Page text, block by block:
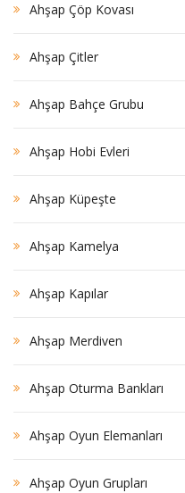
Ahşap Çöp Kovası
Ahşap Çitler
Ahşap Bahçe Grubu
Ahşap Hobi Evleri
Ahşap Küpeşte
Ahşap Kamelya
Ahşap Kapılar
Ahşap Merdiven
Ahşap Oturma Bankları
Ahşap Oyun Elemanları
Ahşap Oyun Grupları